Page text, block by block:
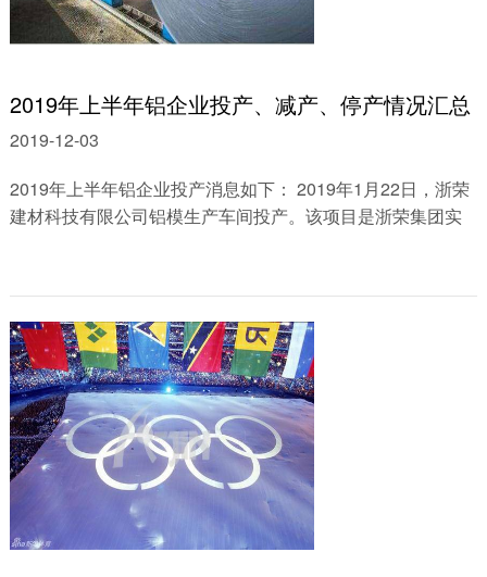
2019年上半年铝企业投产、减产、停产情况汇总
2019-12-03
2019年上半年铝企业投产消息如下： 2019年1月22日，浙荣
建材科技有限公司铝模生产车间投产。该项目是浙荣集团实